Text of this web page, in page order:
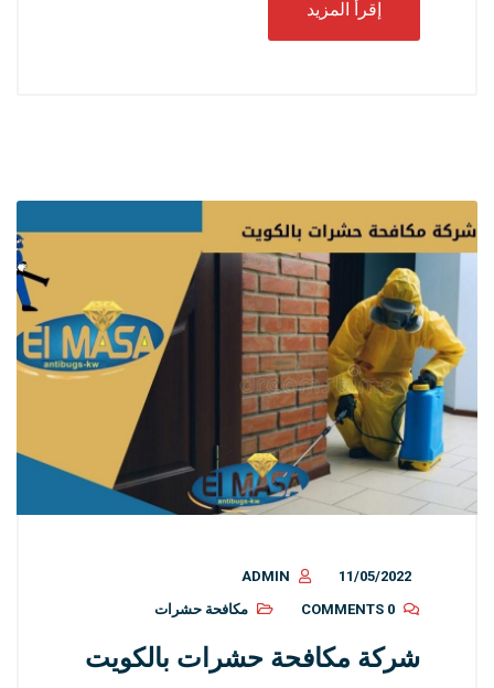
إقرأ المزيد
11/05/2022
ADMIN
0 COMMENTS
مكافحة حشرات
شركة مكافحة حشرات بالكويت